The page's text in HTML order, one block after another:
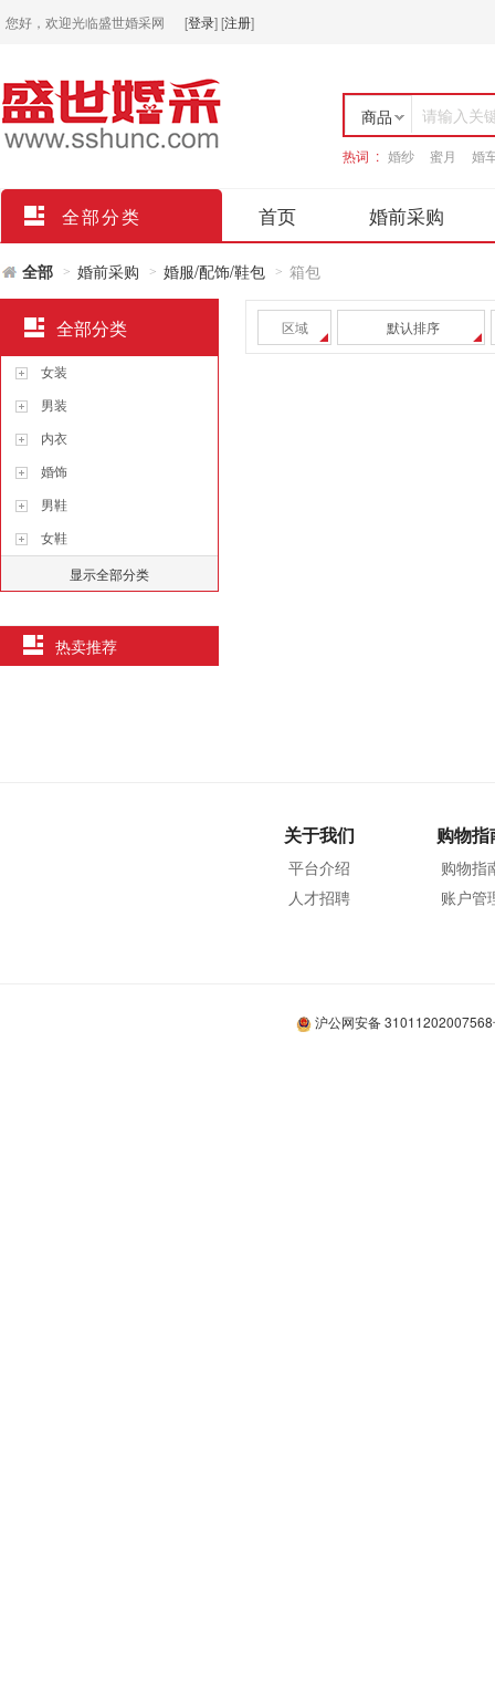
您好，欢迎光临盛世婚采网 [登录][注册]
商品
店铺
请输入关
热词 : 婚纱 蜜月 婚
全部分类 首页 婚前采购
全部 > 婚前采购 > 婚服/配饰/鞋包 > 箱包
区域 默认排序
全部分类
女装
男装
内衣
婚饰
男鞋
女鞋
显示全部分类
热卖推荐
关于我们
平台介绍
人才招聘
购物指
购物指
账户管
沪公网安备 31011202007568